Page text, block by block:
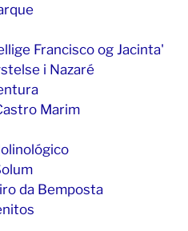
Francisco og Jacinta'
i Nazaré
Marim
da Bemposta